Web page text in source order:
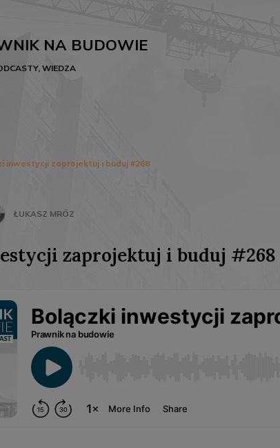
NA BUDOWIE
WIEDZA
inwestycji zaprojektuj i buduj #268
ŁUKASZ MRÓZ
zaprojektuj i buduj #268